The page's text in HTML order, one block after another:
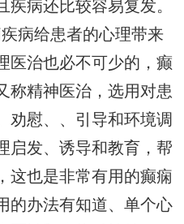
病还比较容易复发。
病给患者的心理带来
医治也必不可少的，癫
称精神医治，选用对患
劝慰、、引导和环境调
启发、诱导和教育，帮
这也是非常有用的癫痫
的办法有知道、单个心